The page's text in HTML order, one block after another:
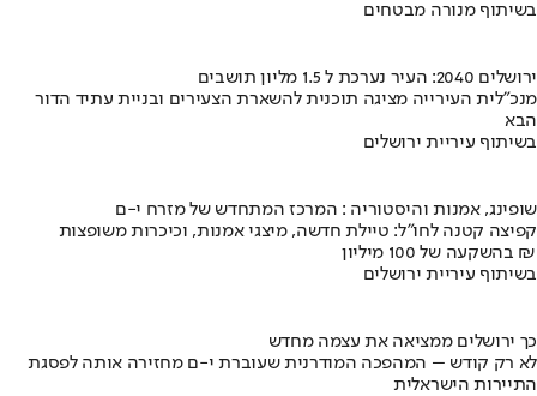
בשיתוף מנורה מבטחים
ירושלים 2040: העיר נערכת ל 1.5 מליון תושבים
מנכ"לית העירייה מציגה תוכנית להשארת הצעירים ובניית עתיד הדור
הבא
בשיתוף עיריית ירושלים
שופינג, אמנות והיסטוריה : המרכז המתחדש של מזרח י-ם
קפיצה קטנה לחו"ל: טיילת חדשה, מיצגי אמנות, וכיכרות משופצות
בהשקעה של 100 מיליון ₪
בשיתוף עיריית ירושלים
כך ירושלים ממציאה את עצמה מחדש
לא רק קודש – המהפכה המודרנית שעוברת י-ם מחזירה אותה לפסגת
התיירות הישראלית